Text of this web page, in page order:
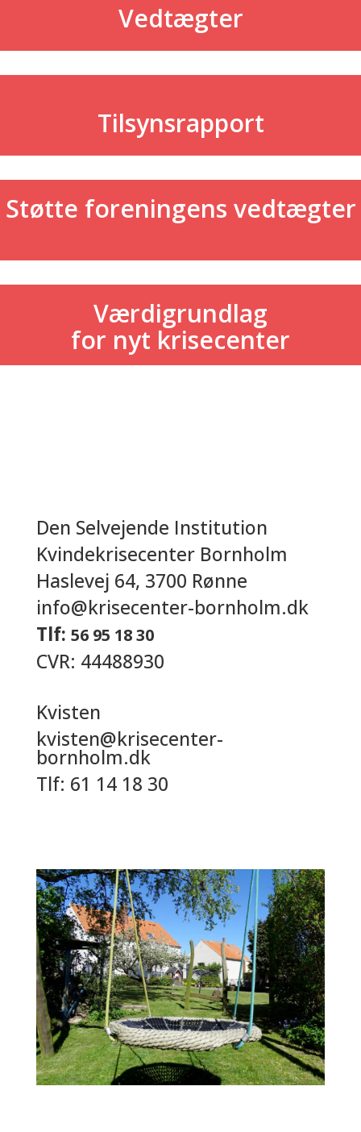
Vedtægter
Tilsynsrapport
Støtte foreningens vedtægter
Værdigrundlag
for nyt krisecenter
Den Selvejende Institution
Kvindekrisecenter Bornholm
Haslevej 64, 3700 Rønne
info@krisecenter-bornholm.dk
Tlf: 56 95 18 30
CVR: 44488930
Kvisten
kvisten@krisecenter-
bornholm.dk
Tlf: 61 14 18 30